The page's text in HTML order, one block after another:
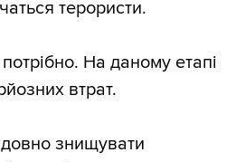
терористи.
На даному етапі
втрат.
знищувати